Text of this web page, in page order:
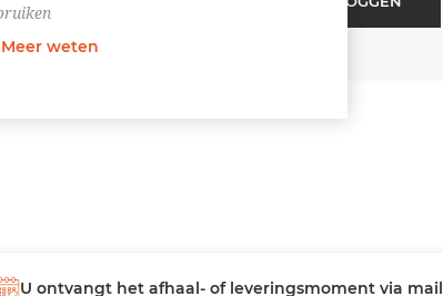
U ontvangt het afhaal- of leveringsmoment via mail
Meer weten